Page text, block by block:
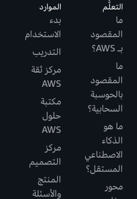
التعلُّم
ما
المقصود
بـ AWS؟
ما
المقصود
بالحوسبة
السحابية؟
ما هو
الذكاء
الاصطناعي
المستقل؟
محور
الموارد
بدء
الاستخدام
التدريب
مركز ثقة
AWS
مكتبة
حلول
AWS
مركز
التصميم
المنتج
والأسئلة